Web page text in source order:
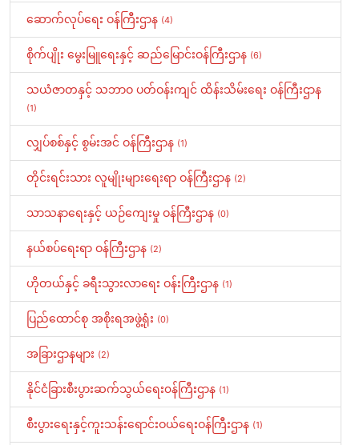
ဆောက်လုပ်ရေး ဝန်ကြီးဌာန (4)
စိုက်ပျိုး မွေးမြူရေးနှင့် ဆည်မြောင်းဝန်ကြီးဌာန (6)
သယံဇာတနှင့် သဘာဝ ပတ်ဝန်းကျင် ထိန်းသိမ်းရေး ဝန်ကြီးဌာန
(1)
လျှပ်စစ်နှင့် စွမ်းအင် ဝန်ကြီးဌာန (1)
တိုင်းရင်းသား လူမျိုးများရေးရာ ဝန်ကြီးဌာန (2)
သာသနာရေးနှင့် ယဉ်ကျေးမှု ဝန်ကြီးဌာန (0)
နယ်စပ်ရေးရာ ဝန်ကြီးဌာန (2)
ဟိုတယ်နှင့် ခရီးသွားလာရေး ဝန်းကြီးဌာန (1)
ပြည်ထောင်စု အစိုးရအဖွဲ့ရုံး (0)
အခြားဌာနများ (2)
နိုင်ငံခြားစီးပွားဆက်သွယ်ရေး၀န်ကြီးဌာန (1)
စီးပွားရေးနှင့်ကူးသန်းရောင်းဝယ်ရေးဝန်ကြီးဌာန (1)